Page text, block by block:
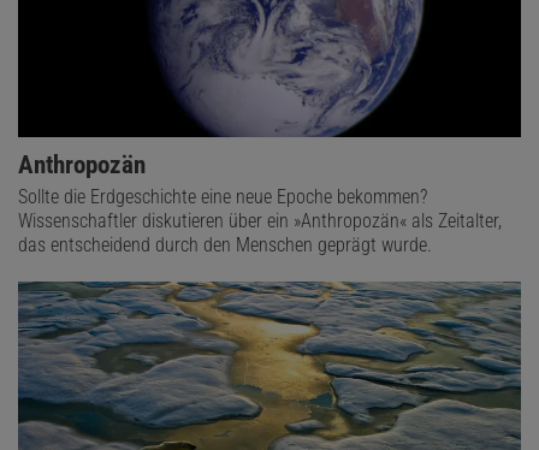
Anthropozän
Sollte die Erdgeschichte eine neue Epoche bekommen?
Wissenschaftler diskutieren über ein »Anthropozän« als Zeitalter,
das entscheidend durch den Menschen geprägt wurde.